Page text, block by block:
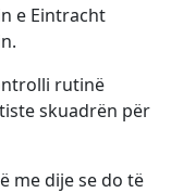
e Eintracht
rutinë
skuadrën për
me dije se do të